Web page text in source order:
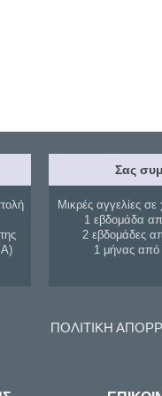
Σας
Μικρές αγγελίες σε
1 εβδομάδα
2 εβδομάδες
1 μήνας
ΠΟΛΙΤΙΚΗ